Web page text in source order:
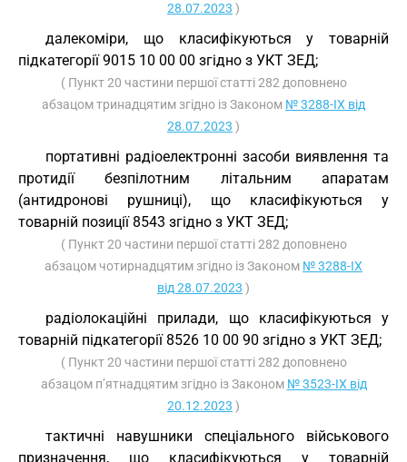
28.07.2023 )
далекоміри, що класифікуються у товарній
підкатегорії 9015 10 00 00 згідно з УКТ ЗЕД;
( Пункт 20 частини першої статті 282 доповнено
абзацом тринадцятим згідно із Законом № 3288-IX від
28.07.2023 )
портативні радіоелектронні засоби виявлення та
протидії безпілотним літальним апаратам
(антидронові рушниці), що класифікуються у
товарній позиції 8543 згідно з УКТ ЗЕД;
( Пункт 20 частини першої статті 282 доповнено
абзацом чотирнадцятим згідно із Законом № 3288-IX
від 28.07.2023 )
радіолокаційні прилади, що класифікуються у
товарній підкатегорії 8526 10 00 90 згідно з УКТ ЗЕД;
( Пункт 20 частини першої статті 282 доповнено
абзацом п’ятнадцятим згідно із Законом № 3523-IX від
20.12.2023 )
тактичні навушники спеціального військового
призначення, що класифікуються у товарній